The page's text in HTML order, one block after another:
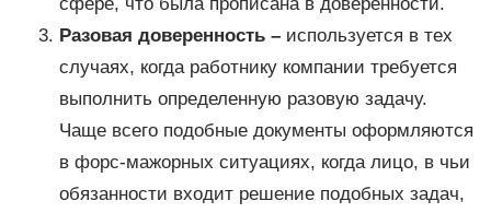
сфере, что была прописана в доверенности.
Разовая доверенность –используется в тех
случаях, когда работнику компании требуется
выполнить определенную разовую задачу.
Чаще всего подобные документы оформляются
в форс-мажорных ситуациях, когда лицо, в чьи
обязанности входит решение подобных задач,